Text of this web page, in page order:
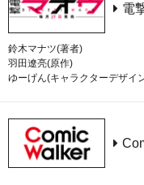
電
鈴木マナツ(著者)
羽田遼亮(原作)
ゆーげん(キャラクターデザイ